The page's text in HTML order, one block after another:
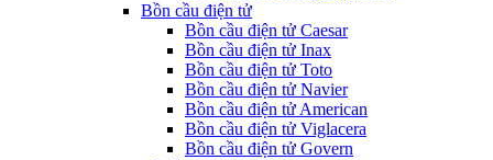
Bồn cầu điện tử
Bồn cầu điện tử Caesar
Bồn cầu điện tử Inax
Bồn cầu điện tử Toto
Bồn cầu điện tử Navier
Bồn cầu điện tử American
Bồn cầu điện tử Viglacera
Bồn cầu điện tử Govern